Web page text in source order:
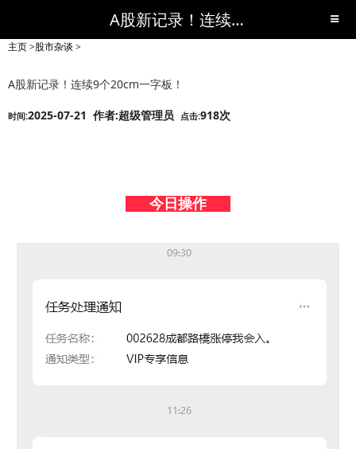
A股新记录！连续9个20cm一字板！-股市杂谈-短线黑马,短线股票,短线炒股,实战,荐股,操盘,超级短线,令人叹为观止的短线炒股!-超级短线
主页>股市杂谈 >
A股新记录！连续9个20cm一字板！
时间:2025-07-21 作者:超级管理员 点击:918次
今日操作